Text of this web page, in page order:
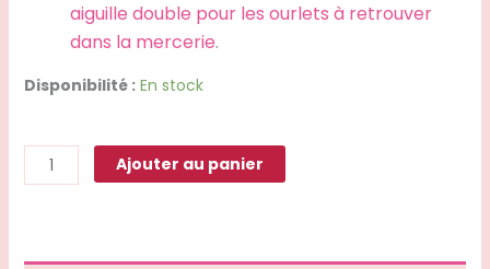
aiguille double pour les ourlets à retrouver
dans la mercerie.
Disponibilité : En stock
Ajouter au panier